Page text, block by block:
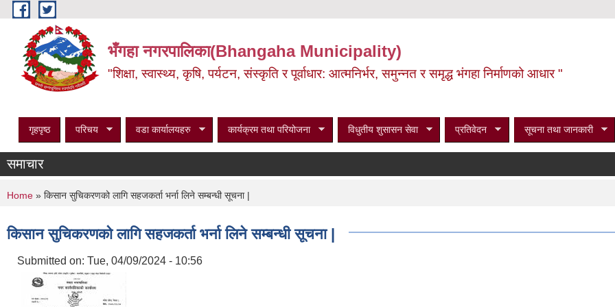
Skip to main content
भँगहा नगरपालिका(Bhangaha Municipality)
"शिक्षा, स्वास्थ्य, कृषि, पर्यटन, संस्कृति र पूर्वाधार: आत्मनिर्भर, समुन्नत र समृद्ध भंगहा निर्माणको आधार "
गृहपृष्ठ परिचय वडा कार्यालयहरु कार्यक्रम तथा परियोजना विधुतीय शुसासन सेवा प्रतिवेदन सूचना तथा जानकारी
समाचार
You are here
Home » किसान सुचिकरणको लागि सहजकर्ता भर्ना लिने सम्बन्धी सूचना |
किसान सुचिकरणको लागि सहजकर्ता भर्ना लिने सम्बन्धी सूचना |
Submitted on: Tue, 04/09/2024 - 10:56